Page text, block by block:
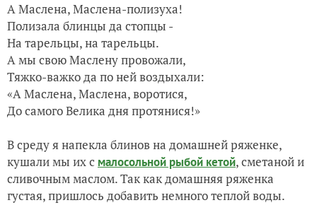
А Маслена, Маслена-полизуха!
Полизала блинцы да стопцы -
На тарельцы, на тарельцы.
А мы свою Маслену провожали,
Тяжко-важко да по ней воздыхали:
«А Маслена, Маслена, воротися,
До самого Велика дня протянися!»
В среду я напекла блинов на домашней ряженке,
кушали мы их с малосольной рыбой кетой, сметаной и
сливочным маслом. Так как домашняя ряженка
густая, пришлось добавить немного теплой воды.